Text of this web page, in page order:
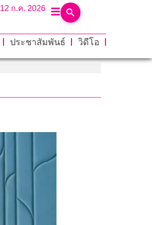
12 ก.ค. 2026
ประชาสัมพันธ์ วิดีโอ